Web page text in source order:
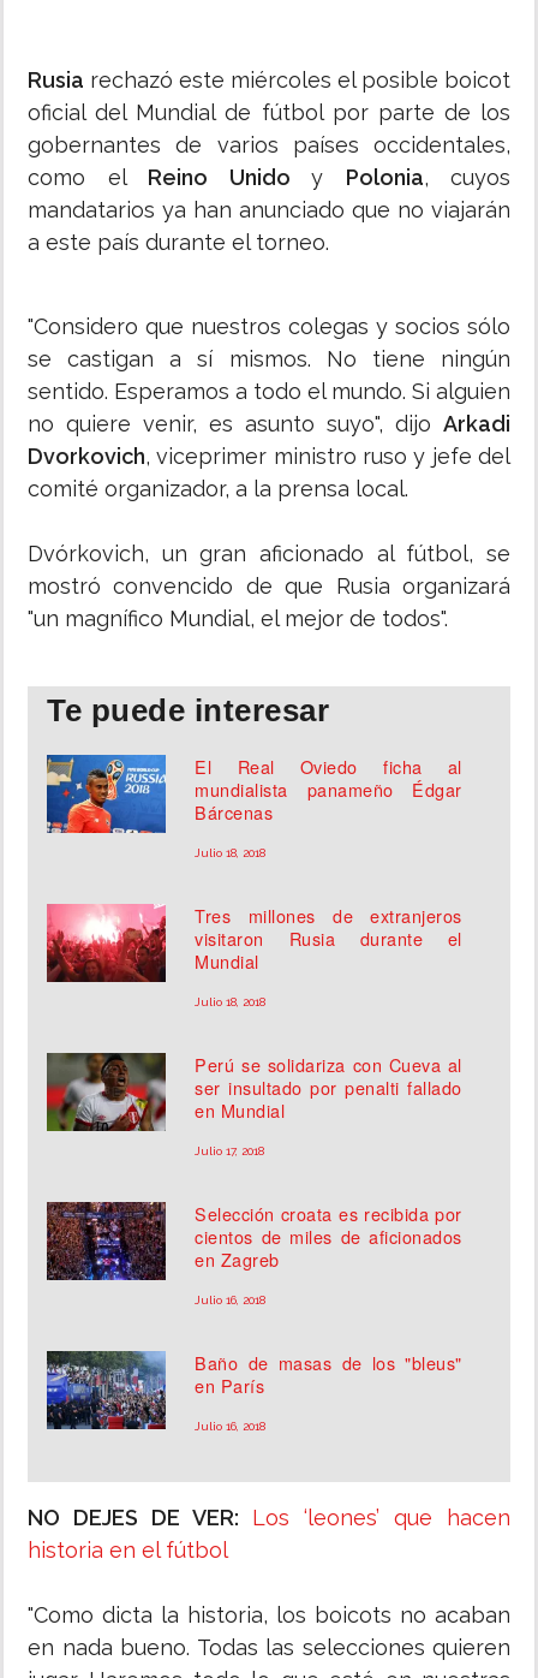
Rusia rechazó este miércoles el posible boicot
oficial del Mundial de fútbol por parte de los
gobernantes de varios países occidentales,
como el Reino Unido y Polonia, cuyos
mandatarios ya han anunciado que no viajarán
a este país durante el torneo.
"Considero que nuestros colegas y socios sólo
se castigan a sí mismos. No tiene ningún
sentido. Esperamos a todo el mundo. Si alguien
no quiere venir, es asunto suyo", dijo Arkadi
Dvorkovich, viceprimer ministro ruso y jefe del
comité organizador, a la prensa local.
Dvórkovich, un gran aficionado al fútbol, se
mostró convencido de que Rusia organizará
"un magnífico Mundial, el mejor de todos".
Te puede interesar
El Real Oviedo ficha al
mundialista panameño Édgar
Bárcenas
Julio 18, 2018
Tres millones de extranjeros
visitaron Rusia durante el
Mundial
Julio 18, 2018
Perú se solidariza con Cueva al
ser insultado por penalti fallado
en Mundial
Julio 17, 2018
Selección croata es recibida por
cientos de miles de aficionados
en Zagreb
Julio 16, 2018
Baño de masas de los "bleus"
en París
Julio 16, 2018
NO DEJES DE VER: Los ‘leones’ que hacen
historia en el fútbol
"Como dicta la historia, los boicots no acaban
en nada bueno. Todas las selecciones quieren